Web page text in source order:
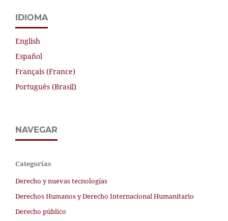
IDIOMA
English
Español
Français (France)
Português (Brasil)
NAVEGAR
Categorías
Derecho y nuevas tecnologías
Derechos Humanos y Derecho Internacional Humanitario
Derecho público